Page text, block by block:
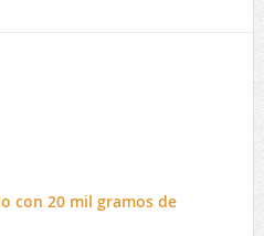
con 20 mil gramos de